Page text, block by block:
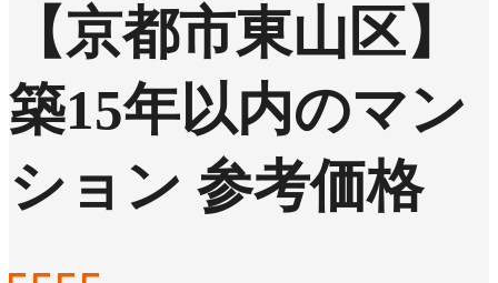
【京都市東山区】
築15年以内のマン
ション 参考価格